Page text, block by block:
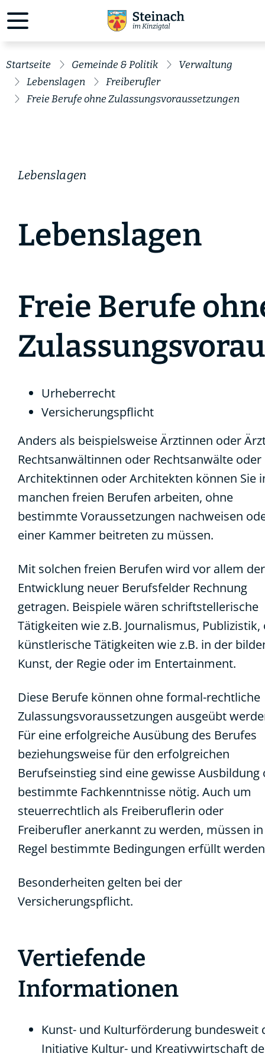
Startseite Gemeinde & Politik
Verwaltung
Lebenslagen
Freiberufler
Freie Berufe ohne Zulassungsvoraussetzungen
Lebenslagen
Lebenslagen
Freie Berufe
Urheberrecht
Versicherungspflicht
Anders als beispielsweise Ärztinnen oder
Rechtsanwältinnen oder Rechtsanwälte oder
Architektinnen oder Architekten können Sie
manchen freien Berufen arbeiten, ohne
bestimmte Voraussetzungen nachweisen
einer Kammer beitreten zu müssen.
Mit solchen freien Berufen wird vor allem der
Entwicklung neuer Berufsfelder Rechnung
getragen. Beispiele wären schriftstellerische
Tätigkeiten wie z.B. Journalismus, Publizistik,
künstlerische Tätigkeiten wie z.B. in der
Kunst, der Regie oder im Entertainment.
Diese Berufe können ohne formal-rechtliche
Zulassungsvoraussetzungen ausgeübt
Für eine erfolgreiche Ausübung des Berufes
beziehungsweise für den erfolgreichen
Berufseinstieg sind eine gewisse Ausbildung
bestimmte Fachkenntnisse nötig. Auch um
steuerrechtlich als Freiberuflerin oder
Freiberufler anerkannt zu werden, müssen
Regel bestimmte Bedingungen erfüllt
Besonderheiten gelten bei der
Versicherungspflicht.
Vertiefende
Informationen
Kunst- und Kulturförderung bundesweit
Initiative Kultur- und Kreativwirtschaft